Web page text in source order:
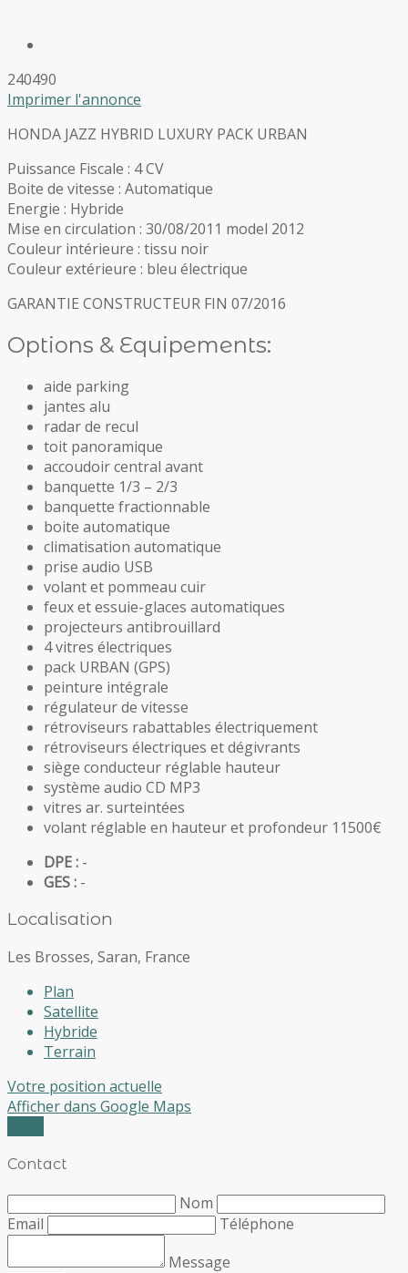
240490
Imprimer l'annonce
HONDA JAZZ HYBRID LUXURY PACK URBAN
Puissance Fiscale : 4 CV
Boite de vitesse : Automatique
Energie : Hybride
Mise en circulation : 30/08/2011 model 2012
Couleur intérieure : tissu noir
Couleur extérieure : bleu électrique
GARANTIE CONSTRUCTEUR FIN 07/2016
Options & Equipements:
aide parking
jantes alu
radar de recul
toit panoramique
accoudoir central avant
banquette 1/3 – 2/3
banquette fractionnable
boite automatique
climatisation automatique
prise audio USB
volant et pommeau cuir
feux et essuie-glaces automatiques
projecteurs antibrouillard
4 vitres électriques
pack URBAN (GPS)
peinture intégrale
régulateur de vitesse
rétroviseurs rabattables électriquement
rétroviseurs électriques et dégivrants
siège conducteur réglable hauteur
système audio CD MP3
vitres ar. surteintées
volant réglable en hauteur et profondeur 11500€
DPE : -
GES : -
Localisation
Les Brosses, Saran, France
Plan
Satellite
Hybride
Terrain
Votre position actuelle
Afficher dans Google Maps
Contact
Nom
Email
Téléphone
Message